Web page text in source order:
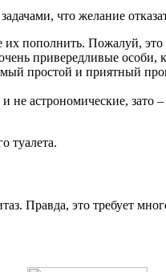
что желание
пополнить. Пожалуй, это
привередливые
простой и приятный
астрономические,
туалета.
Правда, это требует